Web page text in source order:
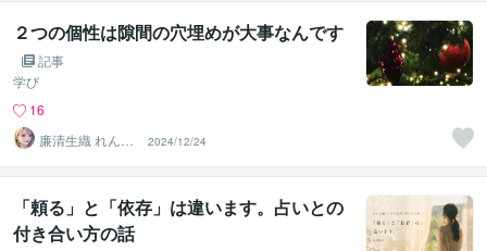
２つの個性は隙間の穴埋めが大事なんです
記事
学び
16
廉清生織 れんせ
い さき
2024/12/24
「頼る」と「依存」は違います。占いとの
付き合い方の話